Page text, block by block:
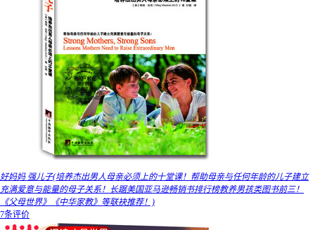
好妈妈 强儿子(培养杰出男人母亲必须上的十堂课！帮助母亲与任何年龄的儿子建立
充满爱意与能量的母子关系！长踞美国亚马逊畅销书排行榜教养男孩类图书前三！
《父母世界》《中华家教》等联袂推荐！)
7条评价